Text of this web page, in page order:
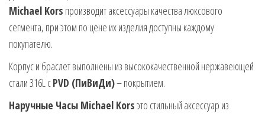
Michael Kors производит аксессуары качества люксового
сегмента, при этом по цене их изделия доступны каждому
покупателю.
Корпус и браслет выполнены из высококачественной нержавеющей
стали 316L сPVD (ПиВиДи)– покрытием.
Наручные Часы Michael Korsэто стильный аксессуар из